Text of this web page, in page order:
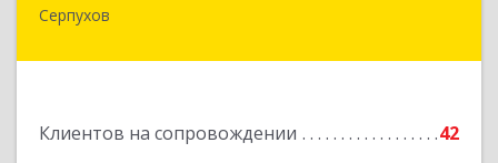
Серпухов
Клиентов на сопровождении
42